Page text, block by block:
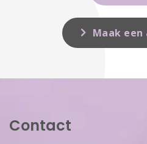
Maak
Contact